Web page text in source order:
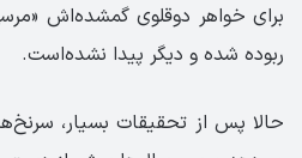
برای خواهر دوقلوی گمشده‌اش
ربوده شده و دیگر پیدا نشده‌است.
حالا پس از تحقیقات بسیار،